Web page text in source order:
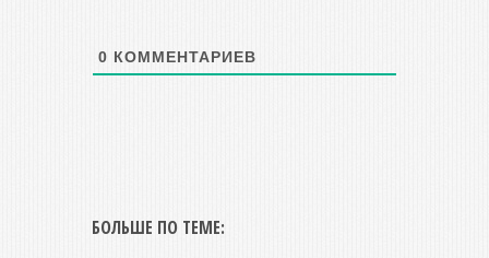
0 КОММЕНТАРИЕВ
БОЛЬШЕ ПО ТЕМЕ: